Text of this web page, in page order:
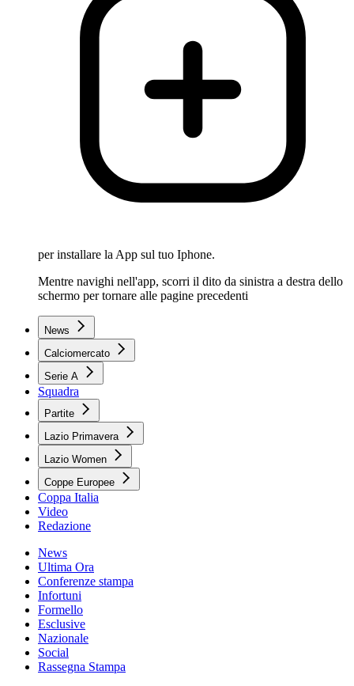
per installare la App sul tuo Iphone.
Mentre navighi nell'app, scorri il dito da sinistra a destra dello
schermo per tornare alle pagine precedenti
News
Calciomercato
Serie A
Squadra
Partite
Lazio Primavera
Lazio Women
Coppe Europee
Coppa Italia
Video
Redazione
News
Ultima Ora
Conferenze stampa
Infortuni
Formello
Esclusive
Nazionale
Social
Rassegna Stampa